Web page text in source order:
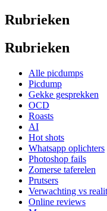
Rubrieken
Rubrieken
Alle picdumps
Picdump
Gekke gesprekken
OCD
Roasts
AI
Hot shots
Whatsapp oplichters
Photoshop fails
Zomerse taferelen
Prutsers
Verwachting vs
Online reviews